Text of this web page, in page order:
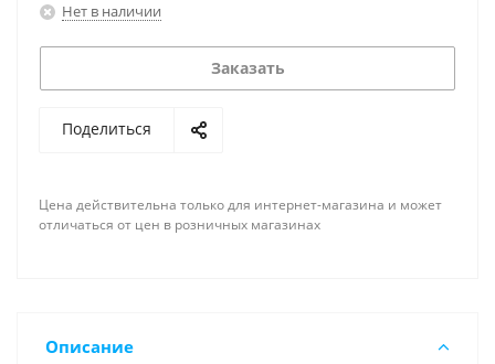
Нет в наличии
Заказать
Поделиться
Цена действительна только для интернет-магазина и может
отличаться от цен в розничных магазинах
Описание